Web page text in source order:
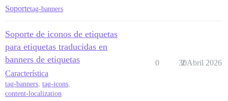
Soportetag-banners
Soporte de iconos de etiquetas
para etiquetas traducidas en
banners de etiquetas
Característica
tag-banners, tag-icons,
content-localization
0 30
2 Abril 2026